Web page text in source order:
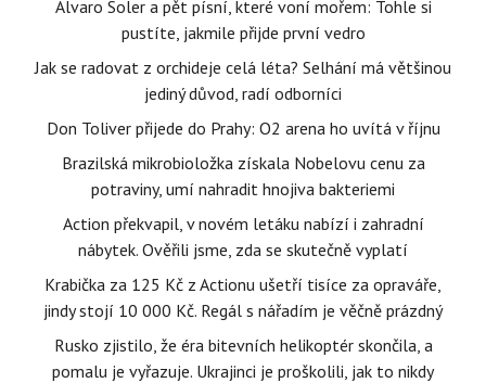
Álvaro Soler a pět písní, které voní mořem: Tohle si
pustíte, jakmile přijde první vedro
Jak se radovat z orchideje celá léta? Selhání má většinou
jediný důvod, radí odborníci
Don Toliver přijede do Prahy: O2 arena ho uvítá v říjnu
Brazilská mikrobioložka získala Nobelovu cenu za
potraviny, umí nahradit hnojiva bakteriemi
Action překvapil, v novém letáku nabízí i zahradní
nábytek. Ověřili jsme, zda se skutečně vyplatí
Krabička za 125 Kč z Actionu ušetří tisíce za opraváře,
jindy stojí 10 000 Kč. Regál s nářadím je věčně prázdný
Rusko zjistilo, že éra bitevních helikoptér skončila, a
pomalu je vyřazuje. Ukrajinci je proškolili, jak to nikdy